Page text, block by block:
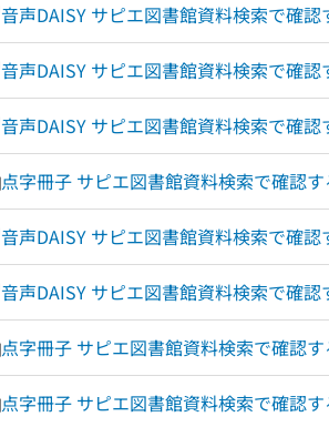
音声DAISY サピエ図書館資料検索で確認
音声DAISY サピエ図書館資料検索で確認
音声DAISY サピエ図書館資料検索で確認
点字冊子 サピエ図書館資料検索で確認す
音声DAISY サピエ図書館資料検索で確認
音声DAISY サピエ図書館資料検索で確認
点字冊子 サピエ図書館資料検索で確認
点字冊子 サピエ図書館資料検索で確認す